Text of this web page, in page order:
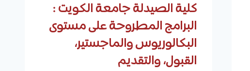
كلية الصيدلة جامعة الكويت :
البرامج المطروحة على مستوى
البكالوريوس والماجستير،
القبول، والتقديم